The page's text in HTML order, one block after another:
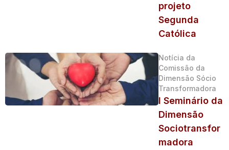
projeto
Segunda
Católica
Notícia da
Comissão da
Dimensão Sócio
Transformadora
I Seminário da
Dimensão
Sociotransfor
madora